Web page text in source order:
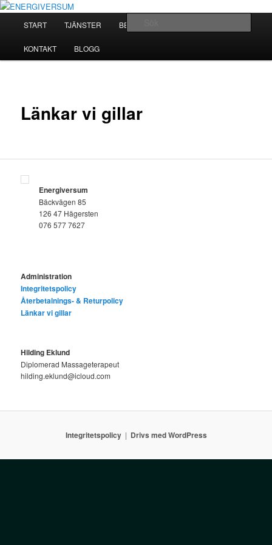
Hoppa
innehållENERGIVERSUM
ett litet företag med oändliga mål
START TJÄNSTER BEHANDLING
KONTAKT BLOGG
Länkar vi gillar
Energiversum
Bäckvägen 85
126 47 Hägersten
076 577 7627
Administration
Integritetspolicy
Återbetalnings- & Returpolicy
Länkar vi gillar
Hilding Eklund
Diplomerad Massageterapeut
hilding.eklund@icloud.com
Integritetspolicy Drivs med WordPress